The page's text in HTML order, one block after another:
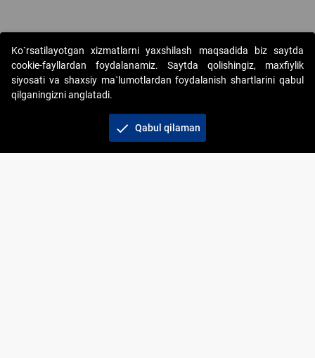
Copyright © 2017-2026. "Elektron onlayn-auksionlarni
tashkil etish" AJ. Barcha huquqlar himoyalangan
Ko`rsatilayotgan xizmatlarni yaxshilash maqsadida biz saytda
cookie-fayllardan foydalanamiz. Saytda qolishingiz, maxfiylik
siyosati va shaxsiy ma`lumotlardan foydalanish shartlarini qabul
qilganingizni anglatadi.
check Qabul qilaman